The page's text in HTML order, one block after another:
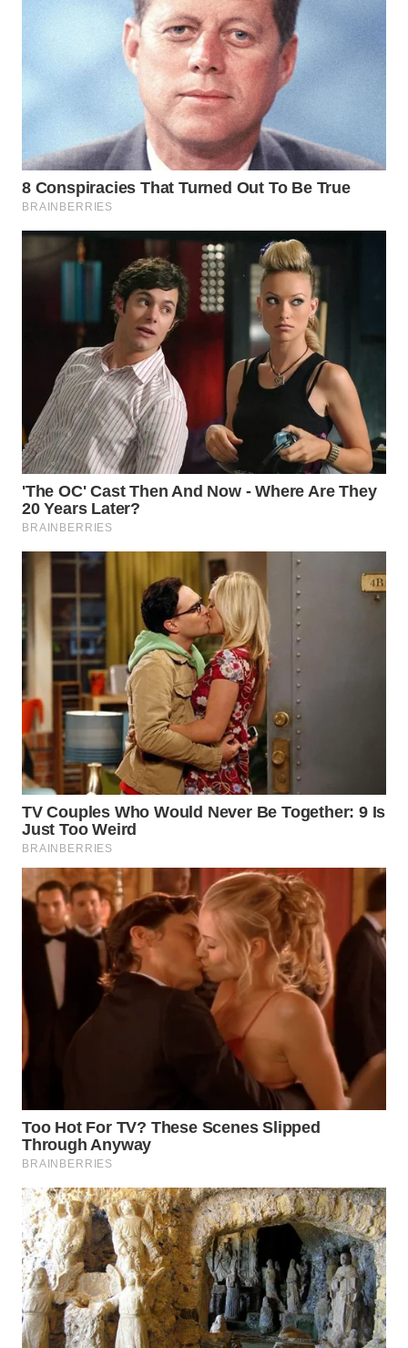
WN
SOLO
WN
SURABAYA
WN
NATUNA
WN
BINTAN
MANDALIKA
WN
LIKUPANG
WN
LABUANBAJO
WN
BORNEO
Wahana
Media
Group
WAHANA
NEWS
WAHANA
TANI
WAHANA
INFRASTRUKTUR
WAHANA
WAHANA
LISTRIK
WAHANA
TRAVEL